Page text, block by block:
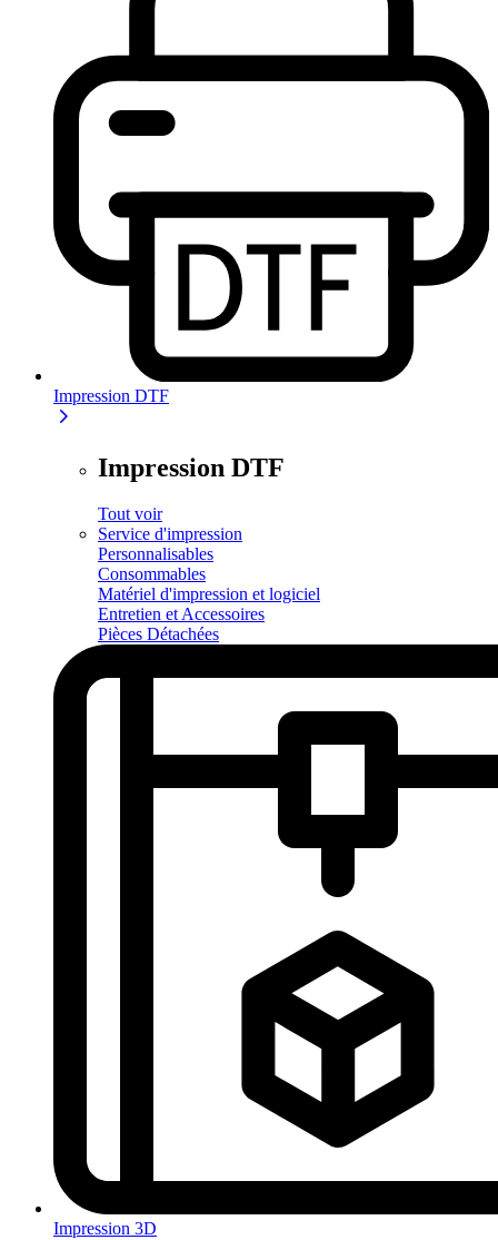
Impression DTF
Impression DTF
Tout voir
Service d'impression
Personnalisables
Consommables
Matériel d'impression et logiciel
Entretien et Accessoires
Pièces Détachées
Impression 3D